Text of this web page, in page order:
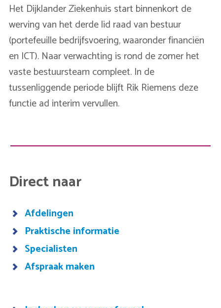
Het Dijklander Ziekenhuis start binnenkort de
werving van het derde lid raad van bestuur
(portefeuille bedrijfsvoering, waaronder financiën
en ICT). Naar verwachting is rond de zomer het
vaste bestuursteam compleet. In de
tussenliggende periode blijft Rik Riemens deze
functie ad interim vervullen.
Direct naar
Afdelingen
Praktische informatie
Specialisten
Afspraak maken